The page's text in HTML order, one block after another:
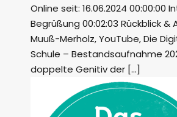
Online seit: 16.06.2024 00:00:00
Begrüßung 00:02:03 Rückblick &
Muuß-Merholz, YouTube, Die
Schule – Bestandsaufnahme
doppelte Genitiv der […]